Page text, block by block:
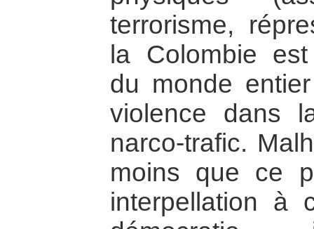
terrorisme,
la Colombie
du monde
violence dans
narco-trafic.
moins que ce
interpellation à